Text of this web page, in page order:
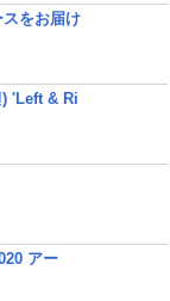
をお届け
) 'Left & Ri
アー